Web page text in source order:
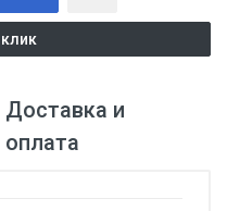
Доставка и
оплата